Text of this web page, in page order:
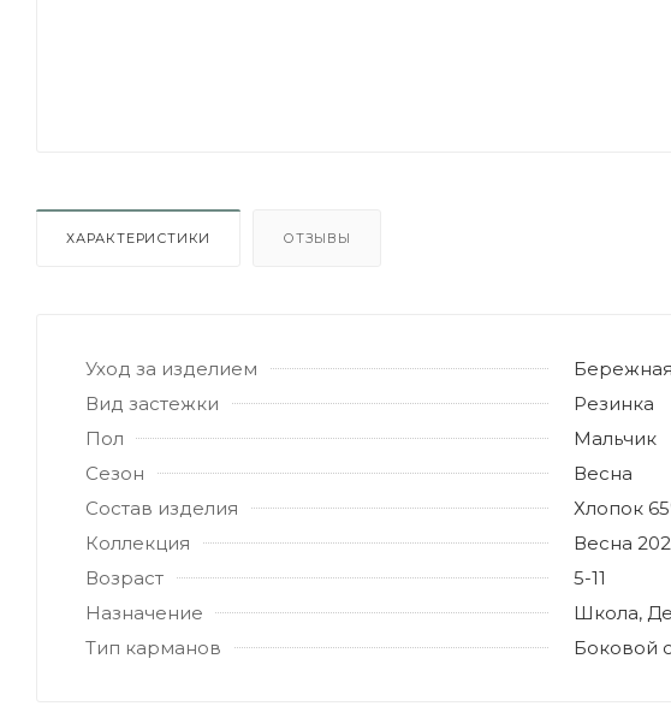
ХАРАКТЕРИСТИКИ ОТЗЫВЫ
Уход за изделием
Вид застежки
Резинка
Пол
Мальчик
Сезон
Весна
Состав изделия
Хлопок
Коллекция
Весна
Возраст
5-11
Назначение
Школа,
Тип карманов
Боковой